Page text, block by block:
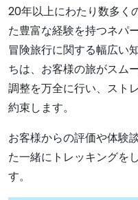
20年以上にわたり数多く
た豊富な経験を持つネパ
冒険旅行に関する幅広い
ちは、お客様の旅がスム
調整を万全に行い、スト
約束します。
お客様からの評価や体験
た一緒にトレッキングを
す。